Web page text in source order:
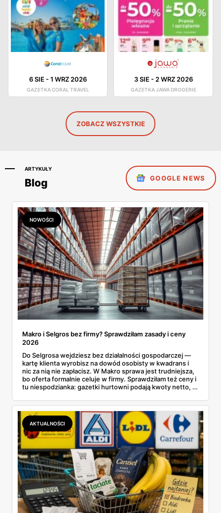
6 SIE -1 WRZ 2026
GAZETKA CORAL TRAVEL
3 SIE - 2 WRZ 2026
GAZETKA JAWA DROGERIE
ZOBACZ WSZYSTKIE
ARTYKUŁY
Blog GOOGLE NEWS
NOWOŚCI
Makro i Selgros bez firmy? Sprawdziłam zasady i ceny
2026
Do Selgrosa wejdziesz bez działalności gospodarczej —
kartę klienta wyrobisz na dowód osobisty w kwadrans i
nic za nią nie zapłacisz. W Makro sprawa jest trudniejsza,
bo oferta formalnie celuje w firmy. Sprawdziłam też ceny i
tu niespodzianka: gazetki hurtowni podają kwoty netto, a
zawsze wygrywa — ta sama kawa ziarnista kosztuje w
Makro ponad dwa razy więcej niż w weekendowej
promocji dyskontu.
AKTUALNOŚCI